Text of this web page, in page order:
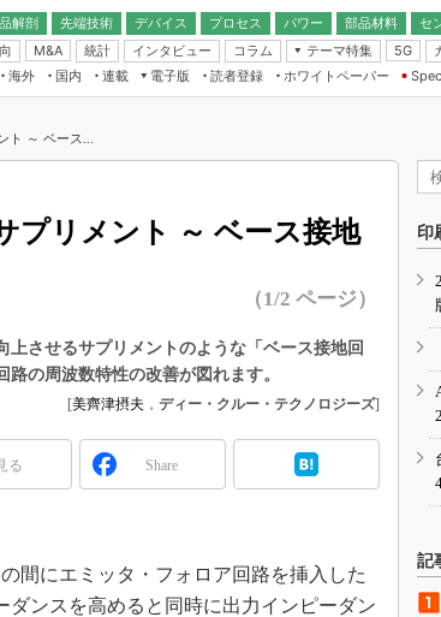
解剖
先端技術
デバイス
プロセス パワー 部品材料 セ
無線
M&A 統計 インタビュー コラム
テーマ特集
フィジカルAI
読者調査（EE Times Research）
電源設計（EDN Japan）
エレクトロニクス入門（EDN
Japan）
5G
IoT・エッジコ
EXPO
TECHNO-
人とくるま展
海外 国内
連載
よう
、次の10年
掛けた社内
電子版
読者登録 ホワイトペーパー
～ ベース...
リメント ～ ベース接地
（1/2 ページ）
させるサプリメントのような「ベース接地回
の周波数特性の改善が図れます。
[美齊津摂夫 ， ディー・クルー・テクノロジーズ]
る Share
間にエミッタ・フォロア回路を挿入した
ンスを高めると同時に出力インピーダン
印
記